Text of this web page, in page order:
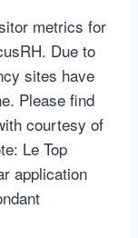
metrics for
Due to
sites have
Please find
courtesy of
Le Top
application